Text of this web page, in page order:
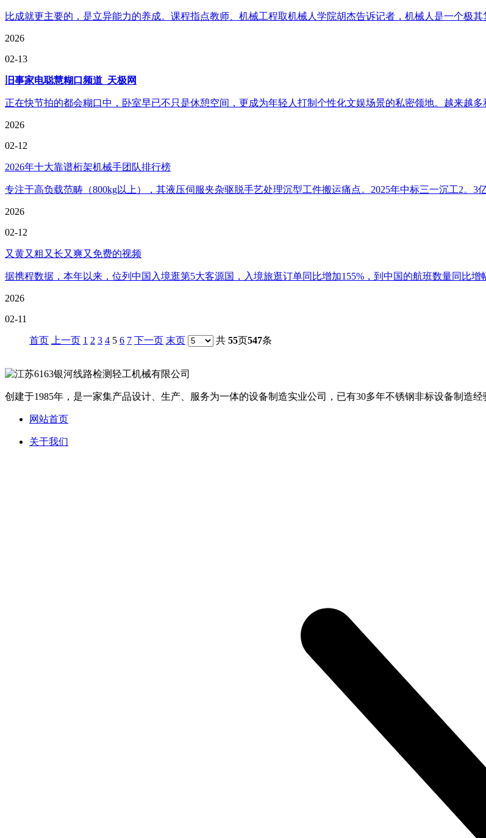
比成就更主要的，是立异能力的养成。课程指点教师、机械工程取机械人学院胡杰告诉记者，机械人是一个极
2026
02-13
旧事家电聪慧糊口频道_天极网
正在快节拍的都会糊口中，卧室早已不只是休憩空间，更成为年轻人打制个性化文娱场景的私密领地。越来越
2026
02-12
2026年十大靠谱桁架机械手团队排行榜
专注于高负载范畴（800kg以上），其液压伺服夹杂驱脱手艺处理沉型工件搬运痛点。2025年中标三一沉工2。3
2026
02-12
又黄又粗又长又爽又免费的视频
据携程数据，本年以来，位列中国入境逛第5大客源国，入境旅逛订单同比增加155%，到中国的航班数量同比
2026
02-11
首页 上一页 1 2 3 4 5 6 7 下一页 末页 共 55页547条
创建于1985年，是一家集产品设计、生产、服务为一体的设备制造实业公司，已有30多年不锈钢非标设备制造经
网站首页
关于我们